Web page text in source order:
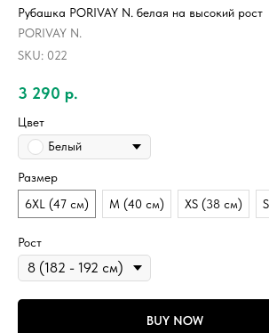
Рубашка PORIVAY N. белая на высокий рост
PORIVAY N.
SKU: 022
3 290 р.
Цвет
Белый
Размер
6XL (47 см)
M (40 см) XS (38 см)
Рост
BUY NOW